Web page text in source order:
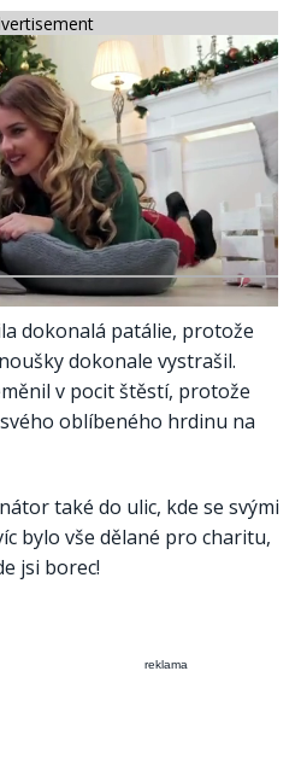
dokonalá patálie, protože
dokonale vystrašil.
v pocit štěstí, protože
oblíbeného hrdinu na
také do ulic, kde se svými
bylo vše dělané pro charitu,
jsi borec!
reklama